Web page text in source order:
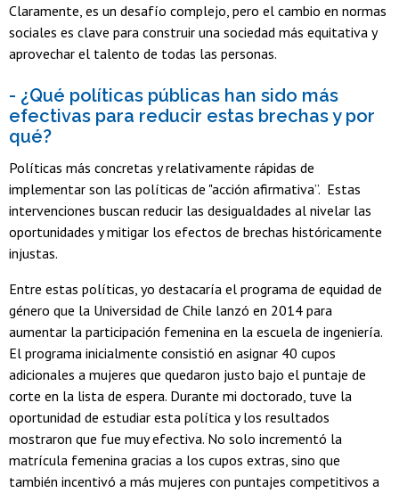
Claramente, es un desafío complejo, pero el cambio en normas
sociales es clave para construir una sociedad más equitativa y
aprovechar el talento de todas las personas.
- ¿Qué políticas públicas han sido más
efectivas para reducir estas brechas y por
qué?
Políticas más concretas y relativamente rápidas de
implementar son las políticas de "acción afirmativa”. Estas
intervenciones buscan reducir las desigualdades al nivelar las
oportunidades y mitigar los efectos de brechas históricamente
injustas.
Entre estas políticas, yo destacaría el programa de equidad de
género que la Universidad de Chile lanzó en 2014 para
aumentar la participación femenina en la escuela de ingeniería.
El programa inicialmente consistió en asignar 40 cupos
adicionales a mujeres que quedaron justo bajo el puntaje de
corte en la lista de espera. Durante mi doctorado, tuve la
oportunidad de estudiar esta política y los resultados
mostraron que fue muy efectiva. No solo incrementó la
matrícula femenina gracias a los cupos extras, sino que
también incentivó a más mujeres con puntajes competitivos a